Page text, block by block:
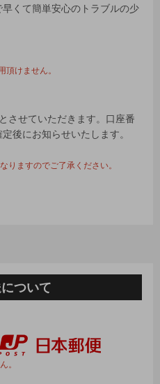
くて簡単安心のトラブルの少
けません。
させていただきます。口座番
後にお知らせいたします。
りますのでご了承ください。
ついて
。